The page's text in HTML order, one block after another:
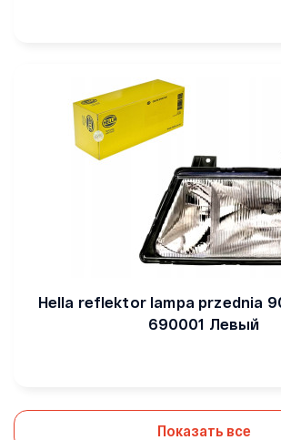
Hella reflektor lampa przednia
690001 Левый
Показать все